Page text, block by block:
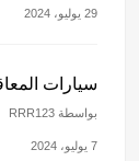
29 يوليو، 2024
سيارات
بواسطة RRR123
7 يوليو، 2024